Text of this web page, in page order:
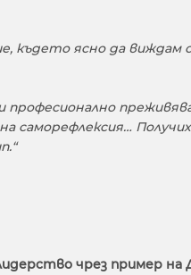
където ясно да виждам
саморефлексия…
чрез пример на